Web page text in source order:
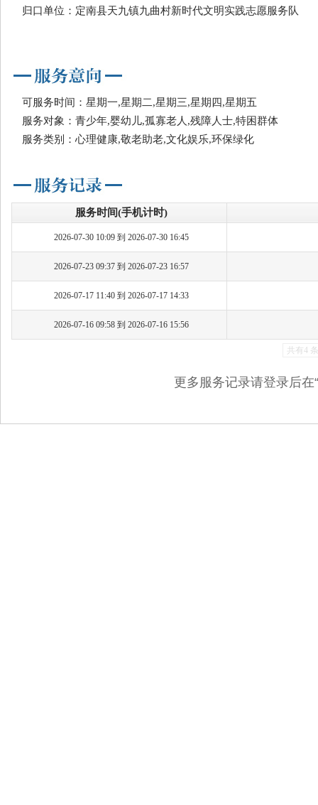
归口单位：定南县天九镇九曲村新时代文明实践志愿服务队
可服务时间：星期一,星期二,星期三,星期四,星期五
服务对象：青少年,婴幼儿,孤寡老人,残障人士,特困群体
服务类别：心理健康,敬老助老,文化娱乐,环保绿化